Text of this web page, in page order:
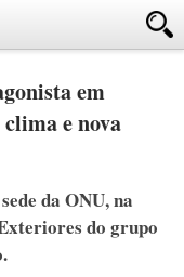
em
e nova
da ONU, na
do grupo